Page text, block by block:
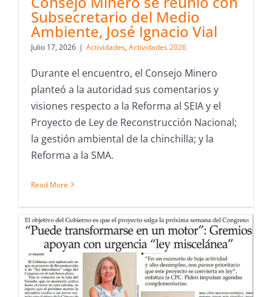
Subsecretario del Medio
Ambiente, José Ignacio Vial
Julio 17, 2026 | Actividades, Actividades 2026
Durante el encuentro, el Consejo Minero
planteó a la autoridad sus comentarios y
visiones respecto a la Reforma al SEIA y el
Proyecto de Ley de Reconstrucción Nacional;
la gestión ambiental de la chinchilla; y la
Reforma a la SMA.
Read More